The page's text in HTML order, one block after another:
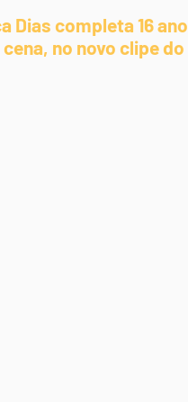
Dias completa 16
no novo clipe